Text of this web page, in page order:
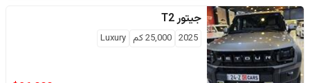
جيتورT2
2025
25,000كم Luxury